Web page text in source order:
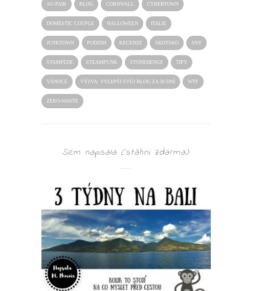
AU-PAIR BLOG CORNWALL CYBERTOWN
DOMESTIC COUPLE HALLOWEEN ITALIE
JUNKTOWN PODZIM RECENZE SKOTSKO SNY
STAMPEDE STEAMPUNK STONEHENGE TIPY
VÁNOCE VÝZVA: VYLEPŠI SVŮJ BLOG ZA 30 DNÍ WTF
ZERO-WASTE
Sem napsala (stáhni zdarma):